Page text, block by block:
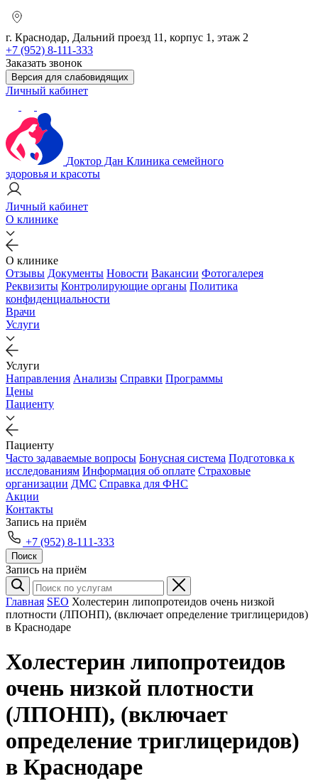
г. Краснодар, Дальний проезд 11, корпус 1, этаж 2
+7 (952) 8-111-333
Заказать звонок
Версия для слабовидящих
Личный кабинет
Доктор Дан Клиника семейного
здоровья и красоты
Личный кабинет
О клинике
О клинике
Отзывы Документы Новости Вакансии Фотогалерея
Реквизиты Контролирующие органы Политика
конфиденциальности
Врачи
Услуги
Услуги
Направления Анализы Справки Программы
Цены
Пациенту
Пациенту
Часто задаваемые вопросы Бонусная система Подготовка к
исследованиям Информация об оплате Страховые
организации ДМС Справка для ФНС
Акции
Контакты
Запись на приём
+7 (952) 8-111-333
Поиск
Запись на приём
Главная SEO Холестерин липопротеидов очень низкой
плотности (ЛПОНП), (включает определение триглицеридов)
в Краснодаре
Холестерин липопротеидов
очень низкой плотности
(ЛПОНП), (включает
определение триглицеридов)
в Краснодаре